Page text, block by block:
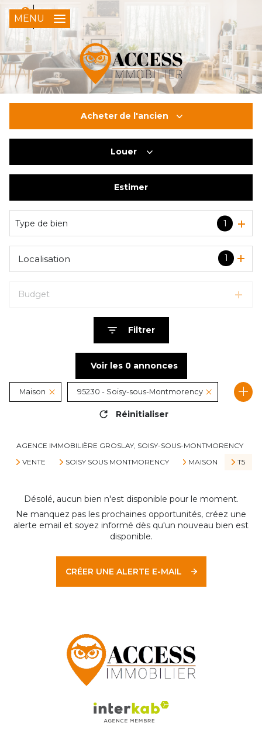
0
FR
MENU
Acheter de l'ancien
Du neuf
Louer
Estimer
Type de bien 1
1
Localisation
Budget
Filtrer
Voir les 0annonces
Maison 95230 - Soisy-sous-Montmorency
Réinitialiser
AGENCE IMMOBILIÈRE GROSLAY, SOISY-SOUS-MONTMORENCY
VENTE
SOISY SOUS MONTMORENCY MAISON T5
Désolé, aucun bien n'est disponible pour le moment.
Ne manquez pas les prochaines opportunités, créez une
alerte email et soyez informé dès qu'un nouveau bien est
disponible.
CRÉER UNE ALERTE E-MAIL